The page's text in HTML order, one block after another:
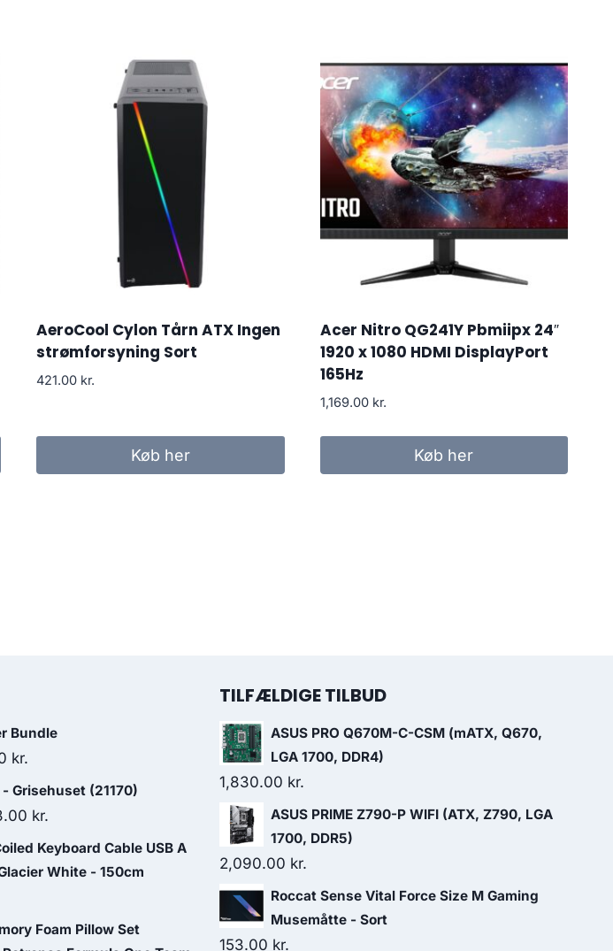
AeroCool Cylon Tårn ATX Ingen
strømforsyning Sort
421.00 kr.
Køb her
Acer Nitro QG241Y Pbmiipx 24″
1920 x 1080 HDMI DisplayPort
165Hz
1,169.00 kr.
Køb her
Bundle
kr.
price
is:
Grisehuset (21170)
kr..
kr.
price
is:
Keyboard Cable USB A
White - 150cm
Foam Pillow Set
TILFÆLDIGE TILBUD
ASUS PRO Q670M-C-CSM (mATX, Q670,
LGA 1700, DDR4)
1,830.00 kr.
ASUS PRIME Z790-P WIFI (ATX, Z790, LGA
1700, DDR5)
2,090.00 kr.
Roccat Sense Vital Force Size M Gaming
Musemåtte - Sort
153.00 kr.